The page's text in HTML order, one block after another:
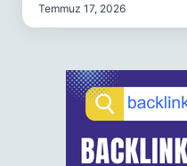
Temmuz 17, 2026